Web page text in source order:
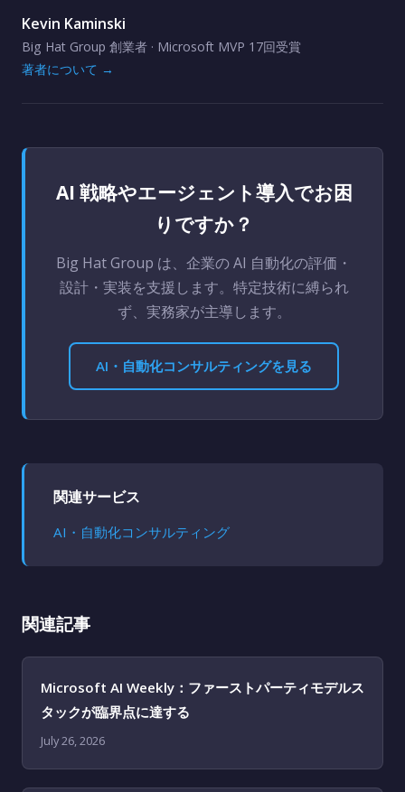
Kevin Kaminski
Big Hat Group 創業者 · Microsoft MVP 17回受賞
著者について →
AI 戦略やエージェント導入でお困
りですか？
Big Hat Group は、企業の AI 自動化の評価・
設計・実装を支援します。特定技術に縛られ
ず、実務家が主導します。
AI・自動化コンサルティングを見る
関連サービス
AI・自動化コンサルティング
関連記事
Microsoft AI Weekly：ファーストパーティモデルス
タックが臨界点に達する
July 26, 2026